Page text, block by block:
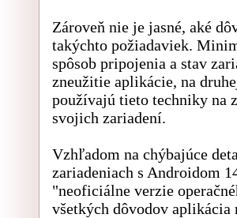
Zároveň nie je jasné, aké
takýchto požiadaviek.
spôsob pripojenia a stav
zneužitie aplikácie, na
používajú tieto techniky na
svojich zariadení.
Vzhľadom na chýbajúce
zariadeniach s Androidom
"neoficiálne verzie
všetkých dôvodov aplikácia